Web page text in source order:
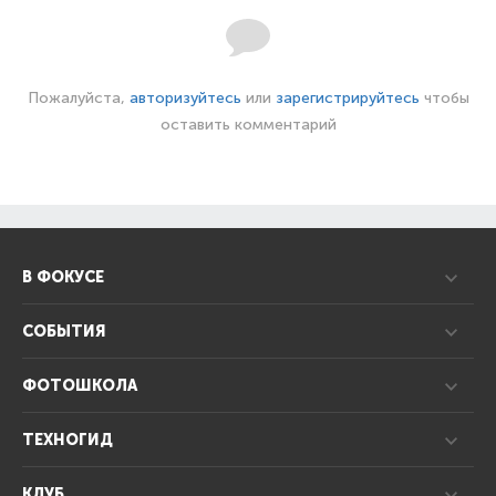
Пожалуйста, авторизуйтесь или зарегистрируйтесь чтобы
оставить комментарий
В ФОКУСЕ
СОБЫТИЯ
ФОТОШКОЛА
ТЕХНОГИД